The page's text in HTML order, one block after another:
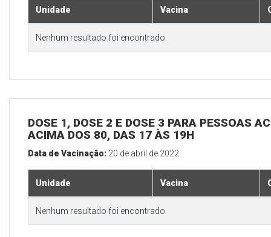
Unidade Vacina
Nenhum resultado foi encontrado.
DOSE 1, DOSE 2 E DOSE 3 PARA PESSOAS
ACIMA DOS 80, DAS 17 ÀS 19H
Data de Vacinação: 20 de abril de 2022
Unidade Vacina
Nenhum resultado foi encontrado.